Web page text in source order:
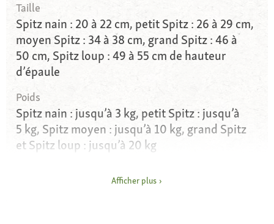
Taille
Spitz nain : 20 à 22 cm, petit Spitz : 26 à 29 cm,
moyen Spitz : 34 à 38 cm, grand Spitz : 46 à
50 cm, Spitz loup : 49 à 55 cm de hauteur
d’épaule
Poids
Spitz nain : jusqu’à 3 kg, petit Spitz : jusqu’à
5 kg, Spitz moyen : jusqu’à 10 kg, grand Spitz
et Spitz loup : jusqu’à 20 kg
Tête de renard, « corpulence carrée », queue
Afficher plus